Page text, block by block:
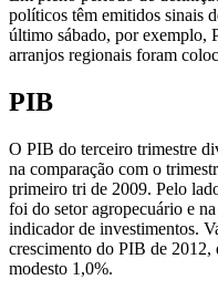
políticos têm emitidos sinais
último sábado, por exemplo,
arranjos regionais foram
PIB
O PIB do terceiro trimestre
na comparação com o
primeiro tri de 2009. Pelo
foi do setor agropecuário e
indicador de investimentos.
crescimento do PIB de 2012,
modesto 1,0%.